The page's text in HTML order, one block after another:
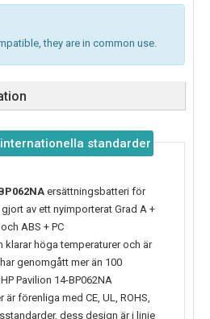
they are in common use.
standarder
ersättningsbatteri för
av ett nyimporterat Grad A +
ABS + PC
höga temperaturer och är
genomgått mer än 100
Pavilion 14-BP062NA
förenliga med CE, UL, ROHS,
dess design är i linje